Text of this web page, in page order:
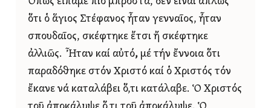
ὅτι ὁ ἅγιος Στέφανος ἦταν γενναῖος, ἦταν
σπουδαῖος, σκέφτηκε ἔτσι ἤ σκέφτηκε
ἀλλιῶς. Ἦταν καί αὐτό, μέ τήν ἔννοια ὅτι
παραδόθηκε στόν Χριστό καί ὁ Χριστός τόν
ἔκανε νά καταλάβει ὅ,τι κατάλαβε. Ὁ Χριστός